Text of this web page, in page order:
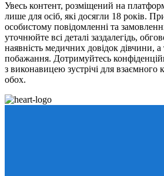
Увесь контент, розміщений на
лише для осіб, які досягли 18 років.
особистому повідомленні та
уточнюйте всі деталі заздалегідь,
наявність медичних довідок дівчини, а
побажання. Дотримуйтесь
з виконавицею зустрічі для взаємного
обох.